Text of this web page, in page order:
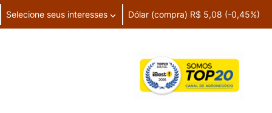
Selecione seus interesses Dólar (compra) R$ 5,08 (-0,45%)